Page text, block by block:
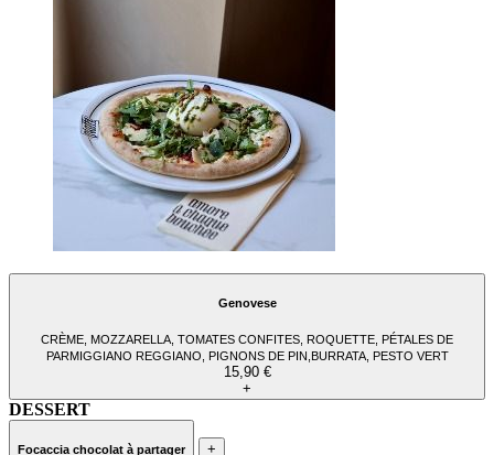
Genovese
CRÈME, MOZZARELLA, TOMATES CONFITES, ROQUETTE, PÉTALES DE
PARMIGGIANO REGGIANO, PIGNONS DE PIN,BURRATA, PESTO VERT
15,90 €
+
DESSERT
Focaccia chocolat à partager +